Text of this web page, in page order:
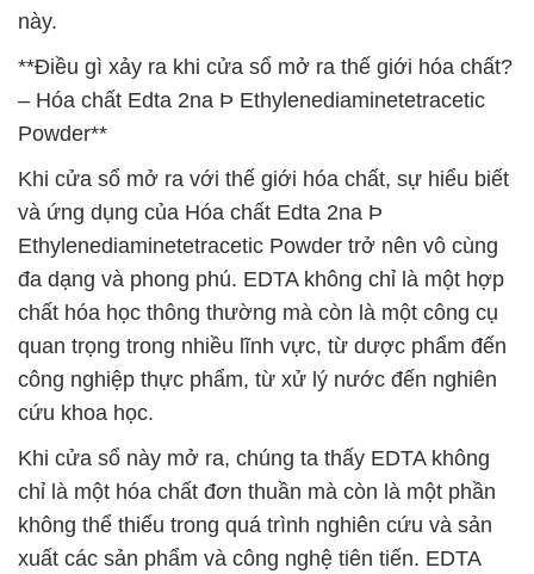
này.
**Điều gì xảy ra khi cửa sổ mở ra thế giới hóa chất?
– Hóa chất Edta 2na Þ Ethylenediaminetetracetic
Powder**
Khi cửa sổ mở ra với thế giới hóa chất, sự hiểu biết
và ứng dụng của Hóa chất Edta 2na Þ
Ethylenediaminetetracetic Powder trở nên vô cùng
đa dạng và phong phú. EDTA không chỉ là một hợp
chất hóa học thông thường mà còn là một công cụ
quan trọng trong nhiều lĩnh vực, từ dược phẩm đến
công nghiệp thực phẩm, từ xử lý nước đến nghiên
cứu khoa học.
Khi cửa sổ này mở ra, chúng ta thấy EDTA không
chỉ là một hóa chất đơn thuần mà còn là một phần
không thể thiếu trong quá trình nghiên cứu và sản
xuất các sản phẩm và công nghệ tiên tiến. EDTA